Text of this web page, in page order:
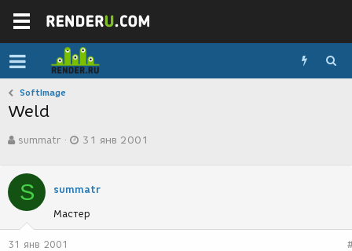
SoftImage
Weld
в
о
р
т
е
м
ы
summatr
а
с
з
д
31 янв 2001
S summatr
Мастер
31 янв 2001